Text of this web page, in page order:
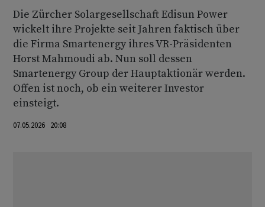
Die Zürcher Solargesellschaft Edisun Power
wickelt ihre Projekte seit Jahren faktisch über
die Firma Smartenergy ihres VR-Präsidenten
Horst Mahmoudi ab. Nun soll dessen
Smartenergy Group der Hauptaktionär werden.
Offen ist noch, ob ein weiterer Investor
einsteigt.
07.05.2026 20:08